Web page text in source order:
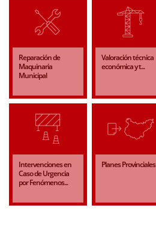
Reparación de
Maquinaria
Municipal
Valoración técnica
económica y t...
Intervenciones en
Caso de Urgencia
por Fenómenos...
Planes Provinciales